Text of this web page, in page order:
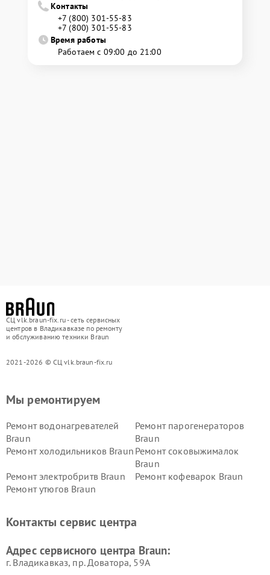
Контакты
+7 (800) 301-55-83
+7 (800) 301-55-83
Время работы
Работаем с 09:00 до 21:00
СЦ vlk.braun-fix.ru - сеть сервисных
центров в Владикавказе по ремонту
и обслуживанию техники Braun
2021-2026 © СЦ vlk.braun-fix.ru
Мы ремонтируем
Ремонт водонагревателей
Braun
Ремонт парогенераторов
Braun
Ремонт холодильников Braun Ремонт соковыжималок
Braun
Ремонт электробритв Braun
Ремонт кофеварок Braun
Ремонт утюгов Braun
Контакты сервис центра
Адрес сервисного центра Braun:
г. Владикавказ, пр. Доватора, 59А